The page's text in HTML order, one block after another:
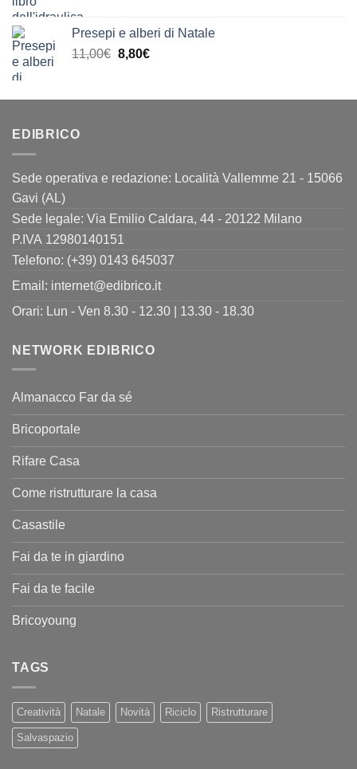
era:
23,00€.
è:
Presepi e alberi di Natale
11,00€ Il
era:
8,80€Il
è:
EDIBRICO
Sede operativa e redazione: Località Vallemme 21 - 15066
Gavi (AL)
Sede legale: Via Emilio Caldara, 44 - 20122 Milano
P.IVA 12980140151
Telefono: (+39) 0143 645037
Email: internet@edibrico.it
Orari: Lun - Ven 8.30 - 12.30 | 13.30 - 18.30
NETWORK EDIBRICO
Almanacco Far da sé
Bricoportale
Rifare Casa
Come ristrutturare la casa
Casastile
Fai da te in giardino
Fai da te facile
Bricoyoung
TAGS
Creatività Natale Novità Riciclo Ristrutturare
Salvaspazio